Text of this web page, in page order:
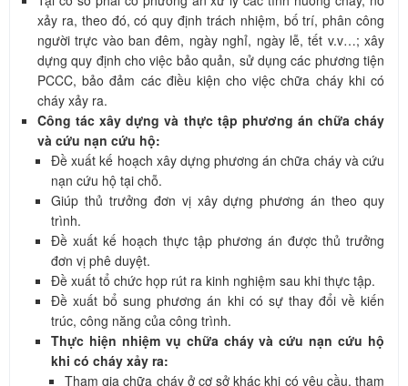
xảy ra, theo đó, có quy định trách nhiệm, bố trí, phân công
người trực vào ban đêm, ngày nghỉ, ngày lễ, tết v.v…; xây
dựng quy định cho việc bảo quản, sử dụng các phương tiện
PCCC, bảo đảm các điều kiện cho việc chữa cháy khi có
cháy xảy ra.
Công tác xây dựng và thực tập phương án chữa cháy
và cứu nạn cứu hộ:
Đề xuất kế hoạch xây dựng phương án chữa cháy và cứu
nạn cứu hộ tại chỗ.
Giúp thủ trưởng đơn vị xây dựng phương án theo quy
trình.
Đề xuất kế hoạch thực tập phương án được thủ trưởng
đơn vị phê duyệt.
Đề xuất tổ chức họp rút ra kinh nghiệm sau khi thực tập.
Đề xuất bổ sung phương án khi có sự thay đổi về kiến
trúc, công năng của công trình.
Thực hiện nhiệm vụ chữa cháy và cứu nạn cứu hộ
khi có cháy xảy ra:
Tham gia chữa cháy ở cơ sở khác khi có yêu cầu, tham